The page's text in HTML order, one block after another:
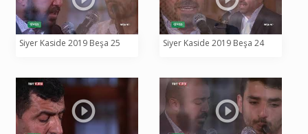
Siyer Kaside 2019 Beşa 25 Siyer Kaside 2019 Beşa 24